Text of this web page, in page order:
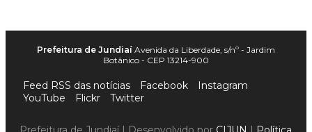
Prefeitura de Jundiaí Avenida da Liberdade, s/nº - Jardim
Botânico - CEP 13214-900
Feed RSS das notícias Facebook
Instagram
YouTube
Flickr Twitter